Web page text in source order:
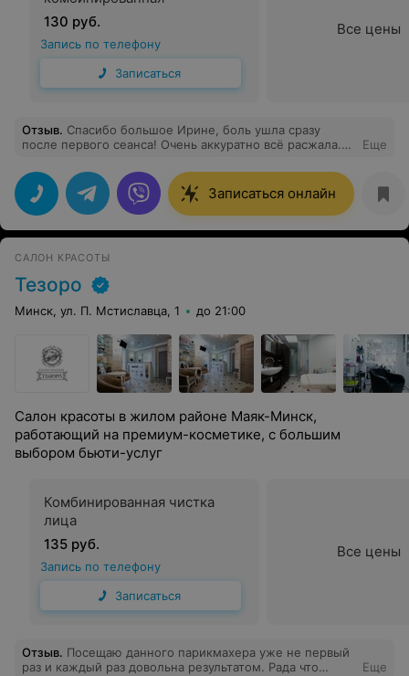
130 руб.
Запись по телефону
Записаться
Все цены
Отзыв. Спасибо большое Ирине, боль ушла сразу
после первого сеанса! Очень аккуратно всё расжала.
Еще
Записаться онлайн
САЛОН КРАСОТЫ
Тезоро
Минск, ул. П. Мстиславца, 1 до 21:00
Салон красоты в жилом районе Маяк-Минск,
работающий на премиум-косметике, с большим
выбором бьюти-услуг
Комбинированная чистка
лица
135 руб.
Запись по телефону
Записаться
Все цены
Отзыв. Посещаю данного парикмахера уже не первый
раз и каждый раз довольна результатом. Рада что
Еще